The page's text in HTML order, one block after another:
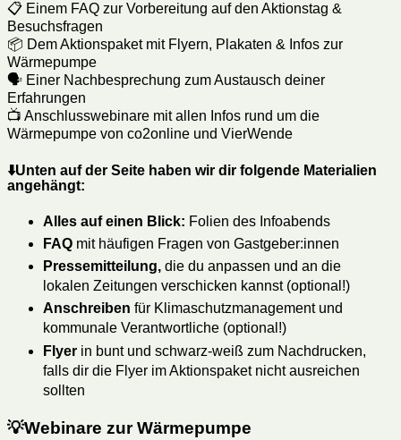
📋 Einem FAQ zur Vorbereitung auf den Aktionstag &
Besuchsfragen
📦 Dem Aktionspaket mit Flyern, Plakaten & Infos zur
Wärmepumpe
🗣️ Einer Nachbesprechung zum Austausch deiner
Erfahrungen
📺 Anschlusswebinare mit allen Infos rund um die
Wärmepumpe von co2online und VierWende
⬇️Unten auf der Seite haben wir dir folgende Materialien
angehängt:
Alles auf einen Blick: Folien des Infoabends
FAQ mit häufigen Fragen von Gastgeber:innen
Pressemitteilung, die du anpassen und an die
lokalen Zeitungen verschicken kannst (optional!)
Anschreiben für Klimaschutzmanagement und
kommunale Verantwortliche (optional!)
Flyer in bunt und schwarz-weiß zum Nachdrucken,
falls dir die Flyer im Aktionspaket nicht ausreichen
sollten
💡Webinare zur Wärmepumpe